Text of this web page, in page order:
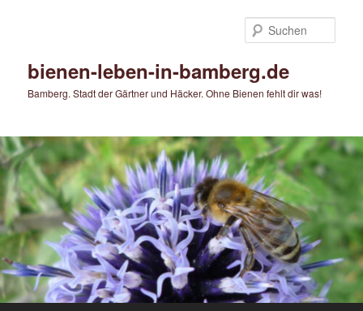
bienen-leben-in-bamberg.de
Bamberg. Stadt der Gärtner und Häcker. Ohne Bienen fehlt dir was!